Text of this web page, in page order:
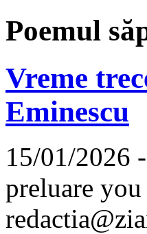
Poemul
Vreme
Eminescu
15/01/2026
preluare